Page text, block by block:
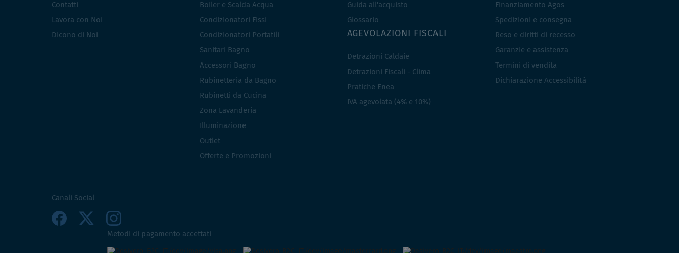
Contatti
Lavora con Noi
Dicono di Noi
Boiler e Scalda Acqua
Condizionatori Fissi
Condizionatori Portatili
Sanitari Bagno
Accessori Bagno
Rubinetteria da Bagno
Rubinetti da Cucina
Zona Lavanderia
Illuminazione
Outlet
Offerte e Promozioni
Guida all'acquisto
Glossario
AGEVOLAZIONI FISCALI
Detrazioni Caldaie
Detrazioni Fiscali - Clima
Pratiche Enea
IVA agevolata (4% e 10%)
Finanziamento Agos
Spedizioni e consegna
Reso e diritti di recesso
Garanzie e assistenza
Termini di vendita
Dichiarazione Accessibilità
Canali Social
Metodi di pagamento accettati